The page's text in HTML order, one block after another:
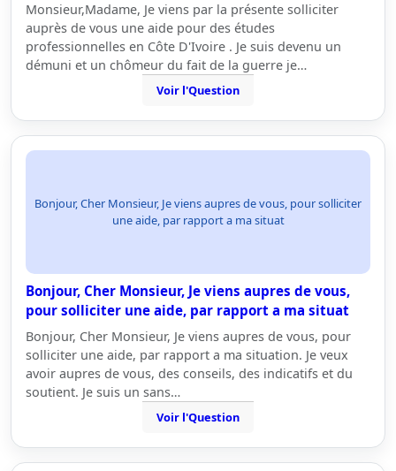
Monsieur,Madame, Je viens par la présente solliciter
auprès de vous une aide pour des études
professionnelles en Côte D'Ivoire . Je suis devenu un
démuni et un chômeur du fait de la guerre je…
Voir l'Question
Bonjour, Cher Monsieur, Je viens aupres de vous, pour solliciter
une aide, par rapport a ma situat
Bonjour, Cher Monsieur, Je viens aupres de vous,
pour solliciter une aide, par rapport a ma situat
Bonjour, Cher Monsieur, Je viens aupres de vous, pour
solliciter une aide, par rapport a ma situation. Je veux
avoir aupres de vous, des conseils, des indicatifs et du
soutient. Je suis un sans…
Voir l'Question